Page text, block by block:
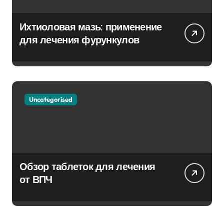
Ихтиоловая мазь: применение
для лечения фурункулов
Uncategorised
Обзор таблеток для лечения
от ВПЧ